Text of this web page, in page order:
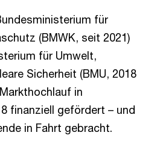
für
(BMWK, seit 2021)
für Umwelt,
Sicherheit (BMU, 2018
in
finanziell gefördert – und
in Fahrt gebracht.